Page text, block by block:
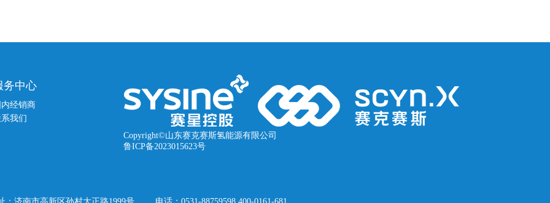
务中心
经销商
我们
Copyright©山东赛克赛斯氢能源有限公司
鲁ICP备2023015623号